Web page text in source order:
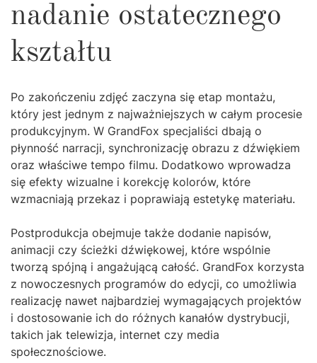
nadanie ostatecznego
kształtu
Po zakończeniu zdjęć zaczyna się etap montażu,
który jest jednym z najważniejszych w całym procesie
produkcyjnym. W GrandFox specjaliści dbają o
płynność narracji, synchronizację obrazu z dźwiękiem
oraz właściwe tempo filmu. Dodatkowo wprowadza
się efekty wizualne i korekcję kolorów, które
wzmacniają przekaz i poprawiają estetykę materiału.
Postprodukcja obejmuje także dodanie napisów,
animacji czy ścieżki dźwiękowej, które wspólnie
tworzą spójną i angażującą całość. GrandFox korzysta
z nowoczesnych programów do edycji, co umożliwia
realizację nawet najbardziej wymagających projektów
i dostosowanie ich do różnych kanałów dystrybucji,
takich jak telewizja, internet czy media
społecznościowe.